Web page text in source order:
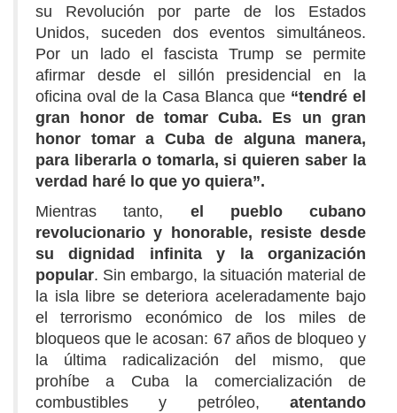
su Revolución por parte de los Estados
Unidos, suceden dos eventos simultáneos.
Por un lado el fascista Trump se permite
afirmar desde el sillón presidencial en la
oficina oval de la Casa Blanca que “tendré el
gran honor de tomar Cuba. Es un gran
honor tomar a Cuba de alguna manera,
para liberarla o tomarla, si quieren saber la
verdad haré lo que yo quiera”.
Mientras tanto, el pueblo cubano
revolucionario y honorable, resiste desde
su dignidad infinita y la organización
popular. Sin embargo, la situación material de
la isla libre se deteriora aceleradamente bajo
el terrorismo económico de los miles de
bloqueos que le acosan: 67 años de bloqueo y
la última radicalización del mismo, que
prohíbe a Cuba la comercialización de
combustibles y petróleo, atentando